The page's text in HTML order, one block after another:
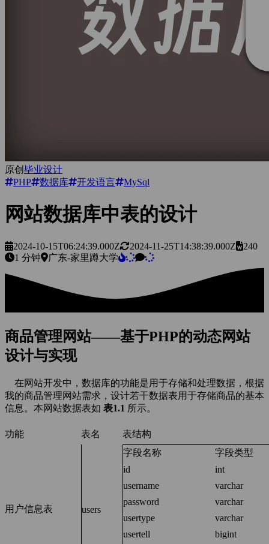
原创 毕业设计
PHP
数据库 开发语言 MySql
网站数据库中表的设计
2024-10-15T06:24:39.000Z 2024-11-25T14:38:39.000Z
240
1 分钟
广东-家里蹲大学
商品管理网站——基于PHP的动态网站
设计与实现
在网站开发中，数据库的功能是用于存储和处理数据，根据
我的商品管理网站需求，设计若干数据表用于存储商品的基本
信息。本网站数据表如 表1.1 所示。
功能 表名 表结构
用户信息表 users
字段名称
字段类型
id
int
username
varchar
password
varchar
usertype
varchar
usertell
bigint